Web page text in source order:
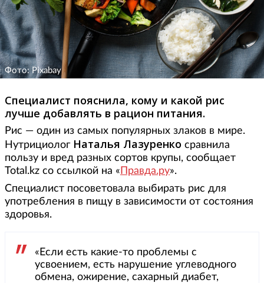
Фото: Pixabay
Специалист пояснила, кому и какой рис
лучше добавлять в рацион питания.
Рис — один из самых популярных злаков в мире.
Нутрициолог Наталья Лазуренко сравнила
пользу и вред разных сортов крупы, сообщает
Total.kz со ссылкой на « Правда.ру».
Специалист посоветовала выбирать рис для
употребления в пищу в зависимости от состояния
здоровья.
«Если есть какие-то проблемы с
усвоением, есть нарушение углеводного
обмена, ожирение, сахарный диабет,